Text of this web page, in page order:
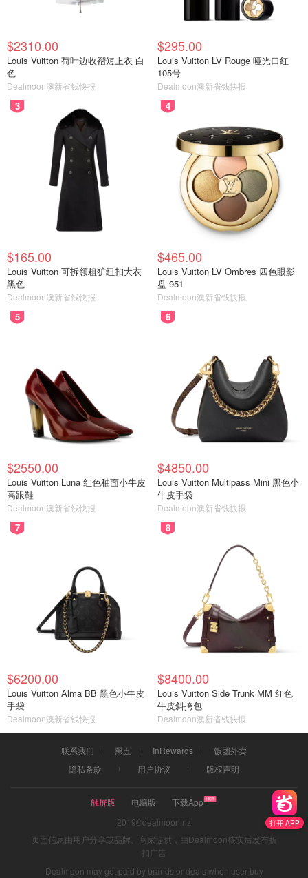
打开 APP
$2310.00
Louis Vuitton 荷叶边收褶短上衣 白
色
Dealmoon澳新省钱快报
$295.00
Louis Vuitton LV Rouge 哑光口红
105号
Dealmoon澳新省钱快报
3
$165.00
Louis Vuitton 可拆领粗犷纽扣大衣
黑色
Dealmoon澳新省钱快报
4
$465.00
Louis Vuitton LV Ombres 四色眼影
盘 951
Dealmoon澳新省钱快报
5
$2550.00
Louis Vuitton Luna 红色釉面小牛皮
高跟鞋
Dealmoon澳新省钱快报
6
$4850.00
Louis Vuitton Multipass Mini 黑色小
牛皮手袋
Dealmoon澳新省钱快报
7
$6200.00
Louis Vuitton Alma BB 黑色小牛皮
手袋
Dealmoon澳新省钱快报
8
$8400.00
Louis Vuitton Side Trunk MM 红色
牛皮斜挎包
Dealmoon澳新省钱快报
联系我们 黑五 InRewards
饭团外卖
隐私条款
用户协议 版权声明
触屏版 电脑版
下载App
2019©dealmoon.nz
页面信息由用户分享或品牌、商家提供，由Dealmoon核实后发布折
扣广告
Dealmoon may get paid by brands or deals when user buy